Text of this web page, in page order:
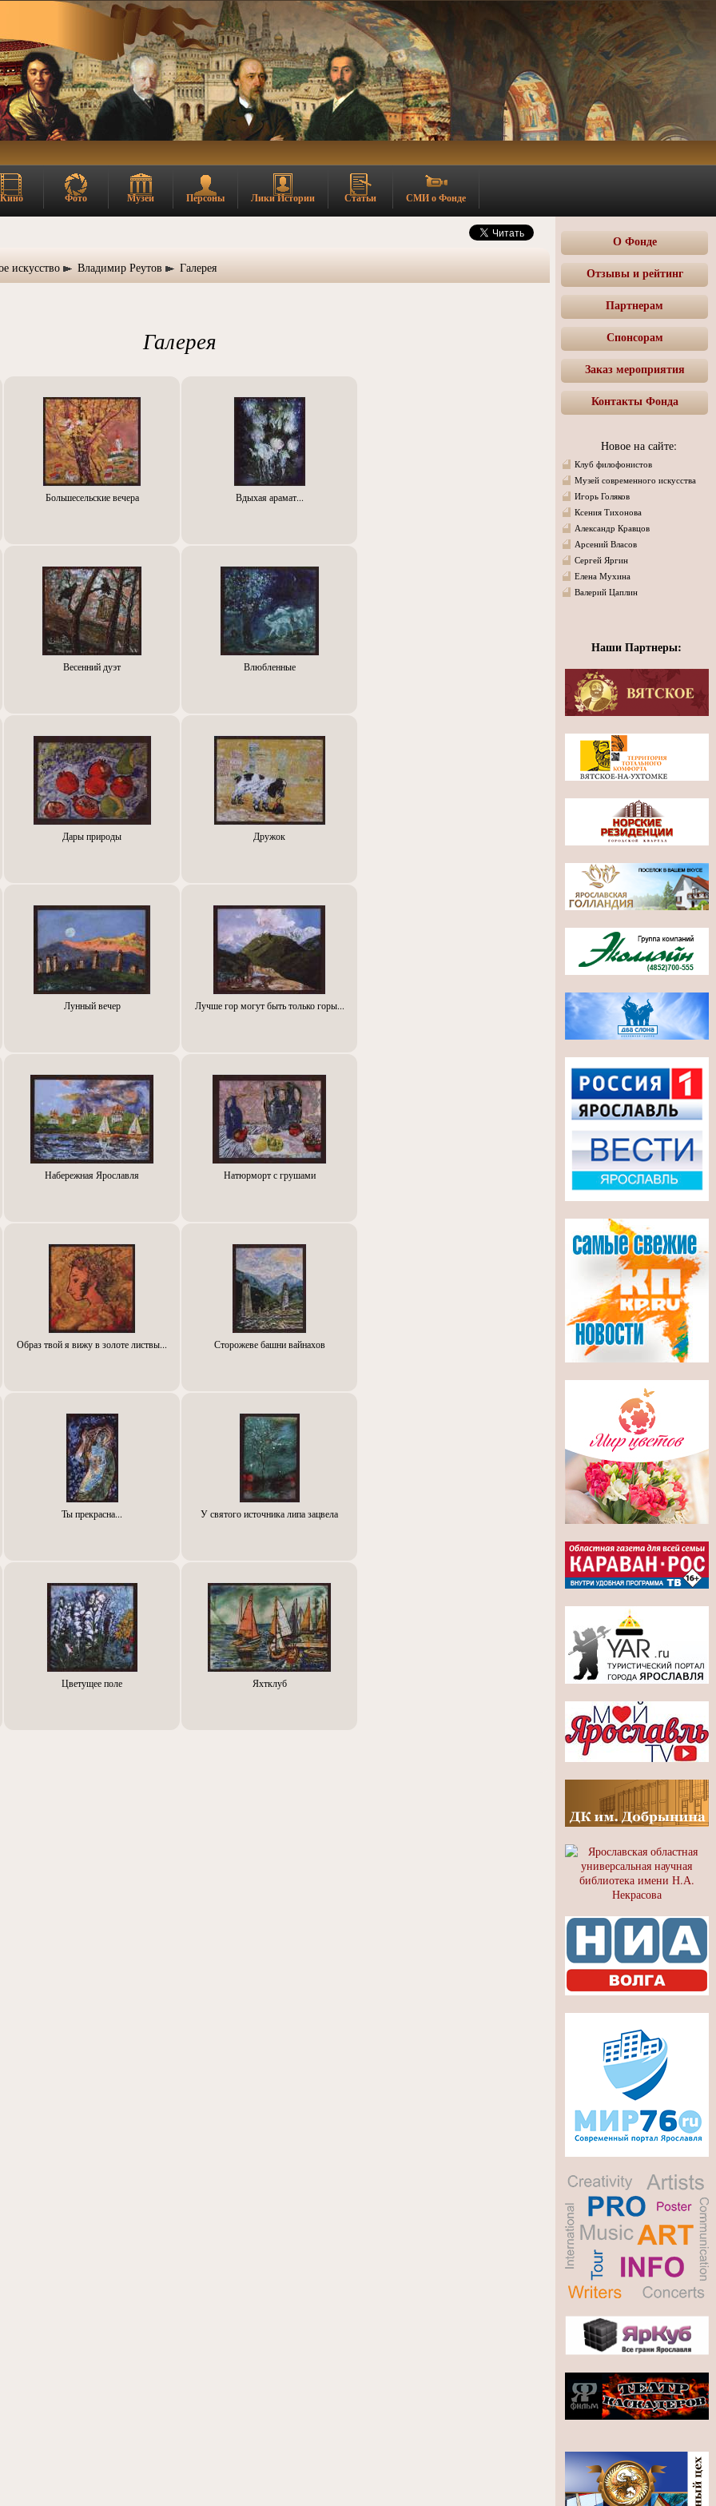
Кино Фото Музеи Персоны Лики Истории Статьи СМИ о Фонде
искусство Владимир Реутов Галерея
Галерея
Большесельские вечера Вдыхая арамат...
Весенний дуэт Влюбленные
Дары природы
Дружок
Лунный вечер Лучше гор могут быть только горы...
Набережная Ярославля Натюрморт с грушами
Образ твой я вижу в золоте листвы... Сторожеве башни вайнахов
Ты прекрасна... У святого источника липа зацвела
Цветущее поле Яхтклуб
О Фонде
Отзывы и рейтинг
Партнерам
Спонсорам
Заказ мероприятия
Контакты Фонда
Новое на сайте:
Клуб филофонистов
Музей современного искусства
Игорь Голяков
Ксения Тихонова
Александр Кравцов
Арсений Власов
Сергей Яргин
Елена Мухина
Валерий Цаплин
Наши Партнеры: